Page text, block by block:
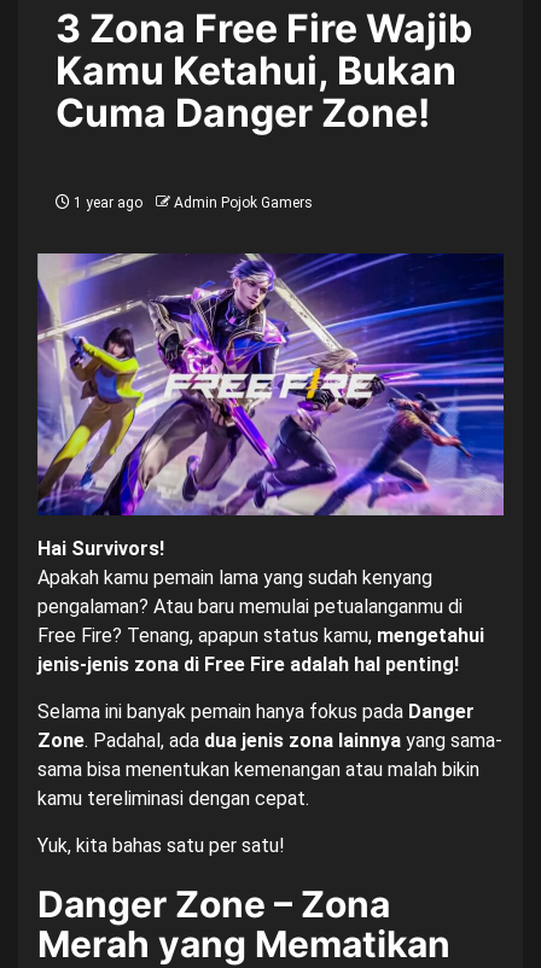
3 Zona Free Fire Wajib
Kamu Ketahui, Bukan
Cuma Danger Zone!
1 year ago Admin Pojok Gamers
Hai Survivors!
Apakah kamu pemain lama yang sudah kenyang
pengalaman? Atau baru memulai petualanganmu di
Free Fire? Tenang, apapun status kamu, mengetahui
jenis-jenis zona di Free Fire adalah hal penting!
Selama ini banyak pemain hanya fokus pada Danger
Zone. Padahal, ada dua jenis zona lainnya yang sama-
sama bisa menentukan kemenangan atau malah bikin
kamu tereliminasi dengan cepat.
Yuk, kita bahas satu per satu!
Danger Zone – Zona
Merah yang Mematikan